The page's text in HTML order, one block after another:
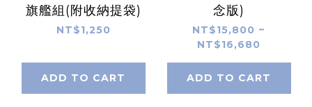
旗艦組(附收納提袋)
NT$1,250
ADD TO CART
念版)
NT$15,800 ~
NT$16,680
ADD TO CART